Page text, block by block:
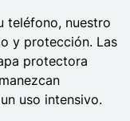
teléfono, nuestro
y protección. Las
protectora
uso intensivo.